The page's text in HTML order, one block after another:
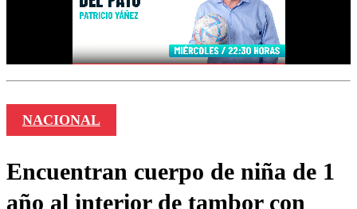
NACIONAL
Encuentran cuerpo de niña de 1
año al interior de tambor con